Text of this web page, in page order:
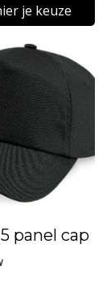
je keuze
panel cap